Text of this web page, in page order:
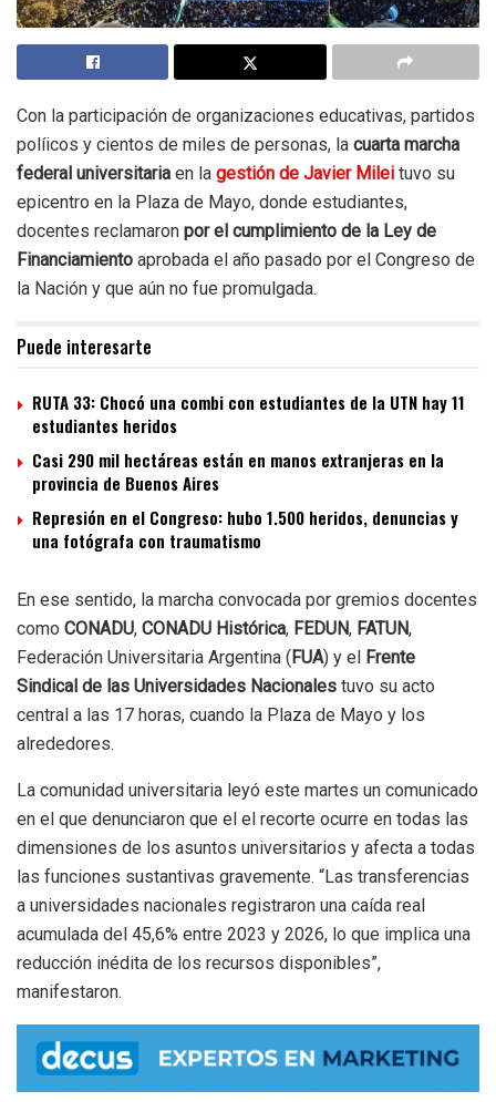
Con la participación de organizaciones educativas, partidos
políicos y cientos de miles de personas, la cuarta marcha
federal universitaria en la gestión de Javier Milei tuvo su
epicentro en la Plaza de Mayo, donde estudiantes,
docentes reclamaron por el cumplimiento de la Ley de
Financiamiento aprobada el año pasado por el Congreso de
la Nación y que aún no fue promulgada.
Puede interesarte
RUTA 33: Chocó una combi con estudiantes de la UTN hay 11
estudiantes heridos
Casi 290 mil hectáreas están en manos extranjeras en la
provincia de Buenos Aires
Represión en el Congreso: hubo 1.500 heridos, denuncias y
una fotógrafa con traumatismo
En ese sentido, la marcha convocada por gremios docentes
como CONADU, CONADU Histórica, FEDUN, FATUN,
Federación Universitaria Argentina ( FUA) y el
Frente
Sindical de las Universidades Nacionales tuvo su acto
central a las 17 horas, cuando la Plaza de Mayo y los
alrededores.
La comunidad universitaria leyó este martes un comunicado
en el que denunciaron que el el recorte ocurre en todas las
dimensiones de los asuntos universitarios y afecta a todas
las funciones sustantivas gravemente. “Las transferencias
a universidades nacionales registraron una caída real
acumulada del 45,6% entre 2023 y 2026, lo que implica una
reducción inédita de los recursos disponibles”,
manifestaron.